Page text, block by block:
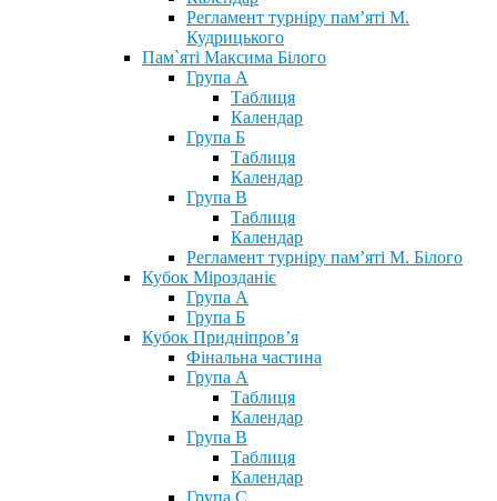
Регламент турніру пам’яті М.
Кудрицького
Пам`яті Максима Білого
Група А
Таблиця
Календар
Група Б
Таблиця
Календар
Група В
Таблиця
Календар
Регламент турніру пам’яті М. Білого
Кубок Мірозданіє
Група А
Група Б
Кубок Придніпров’я
Фінальна частина
Група А
Таблиця
Календар
Група В
Таблиця
Календар
Група С